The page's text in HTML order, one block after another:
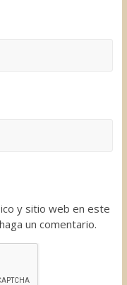
y sitio web en este
un comentario.